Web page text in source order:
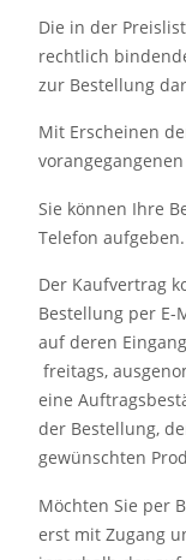
Die in der
rechtlich
zur Bestellung
Mit Erscheinen
Sie können Ihre
Telefon aufgeben.
Der Kaufvertrag
Bestellung per E-
auf deren
freitags,
eine
der Bestellung,
gewünschten
Möchten Sie per
erst mit Zugang